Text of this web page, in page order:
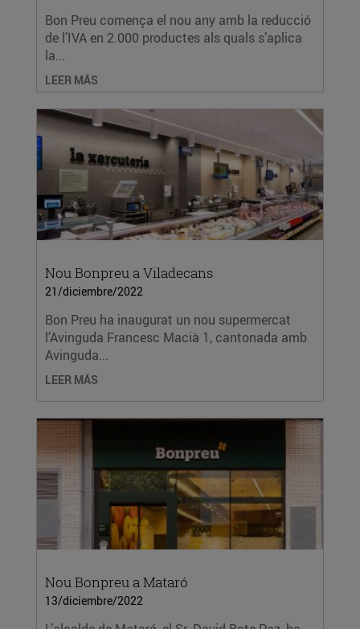
Bon Preu comença el nou any amb la reducció
de l’IVA en 2.000 productes als quals s’aplica
la...
LEER MÁS
Nou Bonpreu a Viladecans
21/diciembre/2022
Bon Preu ha inaugurat un nou supermercat
l’Avinguda Francesc Macià 1, cantonada amb
Avinguda...
LEER MÁS
Nou Bonpreu a Mataró
13/diciembre/2022